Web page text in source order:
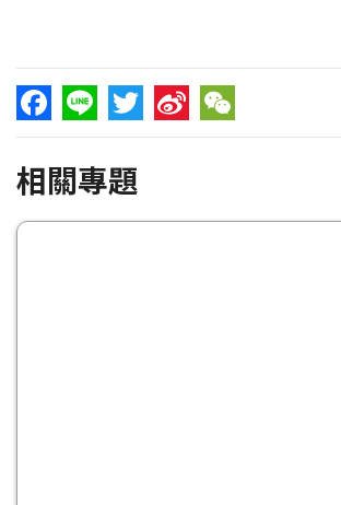
Facebook
Line TwitterSina WeChat
相關專題